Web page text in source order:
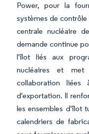
Power, pour la
systèmes de contrôle
centrale nucléaire
demande continue
l'îlot liés aux
nucléaires et
collaboration
d'exportation. Il
les ensembles d'îlot
calendriers de